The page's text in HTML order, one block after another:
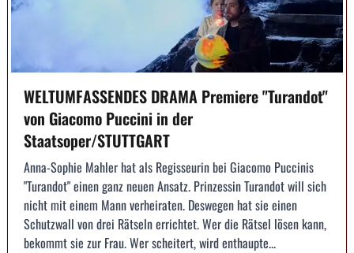
WELTUMFASSENDES DRAMA Premiere "Turandot"
von Giacomo Puccini in der
Staatsoper/STUTTGART
Anna-Sophie Mahler hat als Regisseurin bei Giacomo Puccinis
"Turandot" einen ganz neuen Ansatz. Prinzessin Turandot will sich
nicht mit einem Mann verheiraten. Deswegen hat sie einen
Schutzwall von drei Rätseln errichtet. Wer die Rätsel lösen kann,
bekommt sie zur Frau. Wer scheitert, wird enthaupte...